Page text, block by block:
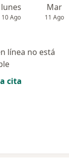
lunes
10 Ago
Mar
11 Ago
línea no está
cita